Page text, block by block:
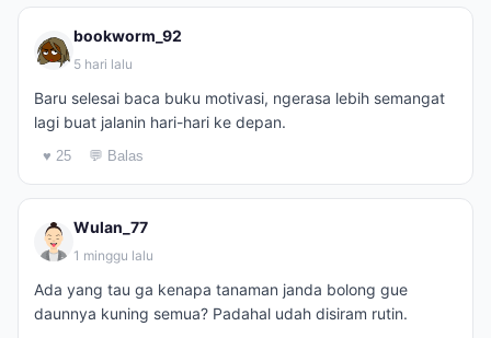
bookworm_92
5 hari lalu
Baru selesai baca buku motivasi, ngerasa lebih semangat
lagi buat jalanin hari-hari ke depan.
♥ 25 💬 Balas
Wulan_77
1 minggu lalu
Ada yang tau ga kenapa tanaman janda bolong gue
daunnya kuning semua? Padahal udah disiram rutin.